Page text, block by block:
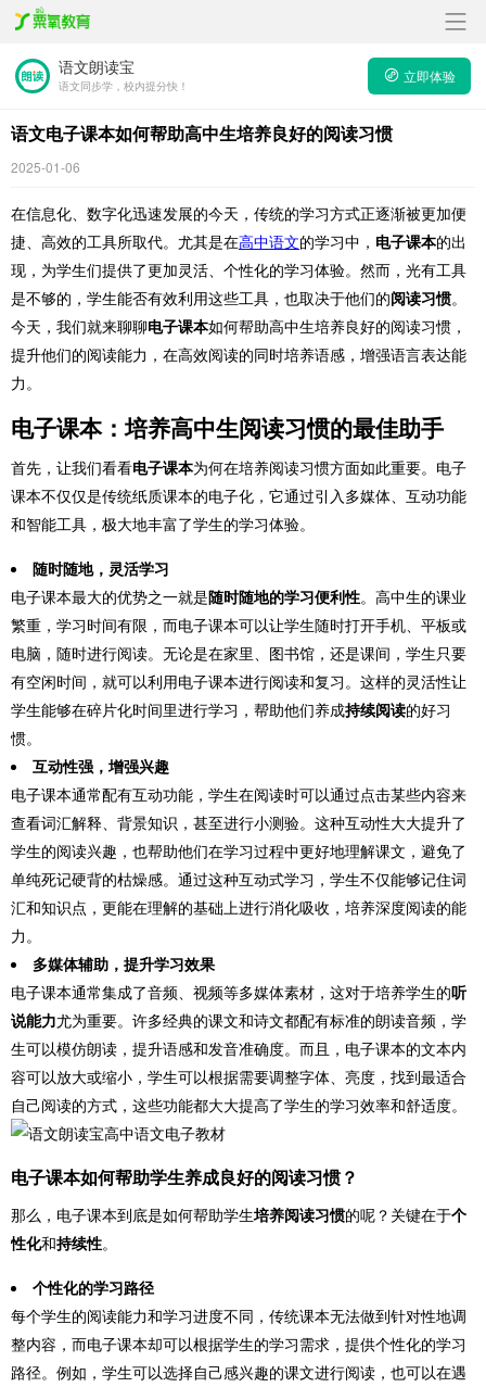
语文朗读宝
语文同步学，校内提分快！
立即体验
语文电子课本如何帮助高中生培养良好的阅读习惯
2025-01-06
在信息化、数字化迅速发展的今天，传统的学习方式正逐渐被更加便
捷、高效的工具所取代。尤其是在高中语文的学习中， 电子课本的出
现，为学生们提供了更加灵活、个性化的学习体验。然而，光有工具
是不够的，学生能否有效利用这些工具，也取决于他们的阅读习惯。
今天，我们就来聊聊电子课本如何帮助高中生培养良好的阅读习惯，
提升他们的阅读能力，在高效阅读的同时培养语感，增强语言表达能
力。
电子课本：培养高中生阅读习惯的最佳助手
首先，让我们看看电子课本为何在培养阅读习惯方面如此重要。电子
课本不仅仅是传统纸质课本的电子化，它通过引入多媒体、互动功能
和智能工具，极大地丰富了学生的学习体验。
随时随地，灵活学习
电子课本最大的优势之一就是随时随地的学习便利性。高中生的课业
繁重，学习时间有限，而电子课本可以让学生随时打开手机、平板或
电脑，随时进行阅读。无论是在家里、图书馆，还是课间，学生只要
有空闲时间，就可以利用电子课本进行阅读和复习。这样的灵活性让
学生能够在碎片化时间里进行学习，帮助他们养成持续阅读的好习
惯。
互动性强，增强兴趣
电子课本通常配有互动功能，学生在阅读时可以通过点击某些内容来
查看词汇解释、背景知识，甚至进行小测验。这种互动性大大提升了
学生的阅读兴趣，也帮助他们在学习过程中更好地理解课文，避免了
单纯死记硬背的枯燥感。通过这种互动式学习，学生不仅能够记住词
汇和知识点，更能在理解的基础上进行消化吸收，培养深度阅读的能
力。
多媒体辅助，提升学习效果
电子课本通常集成了音频、视频等多媒体素材，这对于培养学生的听
说能力尤为重要。许多经典的课文和诗文都配有标准的朗读音频，学
生可以模仿朗读，提升语感和发音准确度。而且，电子课本的文本内
容可以放大或缩小，学生可以根据需要调整字体、亮度，找到最适合
自己阅读的方式，这些功能都大大提高了学生的学习效率和舒适度。
电子课本如何帮助学生养成良好的阅读习惯？
那么，电子课本到底是如何帮助学生培养阅读习惯的呢？关键在于个
性化和持续性。
个性化的学习路径
每个学生的阅读能力和学习进度不同，传统课本无法做到针对性地调
整内容，而电子课本却可以根据学生的学习需求，提供个性化的学习
路径。例如，学生可以选择自己感兴趣的课文进行阅读，也可以在遇